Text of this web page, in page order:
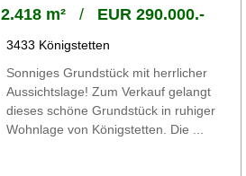
2.418 m²/ EUR 290.000.-
3433 Königstetten
Sonniges Grundstück mit herrlicher
Aussichtslage! Zum Verkauf gelangt
dieses schöne Grundstück in ruhiger
Wohnlage von Königstetten. Die ...